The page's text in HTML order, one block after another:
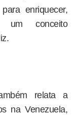
enriquecer,
um conceito
relata a
na Venezuela,